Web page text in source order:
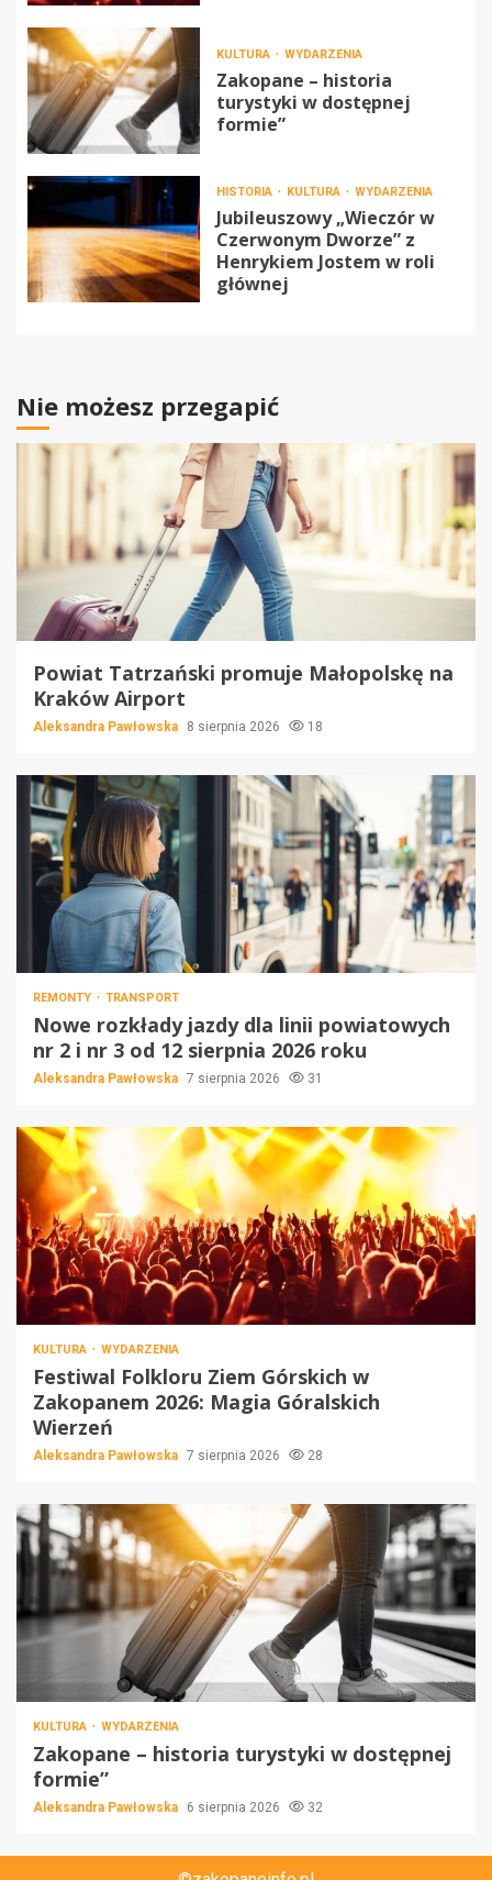
KULTURA WYDARZENIA
Zakopane – historia
turystyki w dostępnej
formie”
HISTORIA KULTURA WYDARZENIA
Jubileuszowy „Wieczór w
Czerwonym Dworze” z
Henrykiem Jostem w roli
głównej
Nie możesz przegapić
Powiat Tatrzański promuje Małopolskę na
Kraków Airport
Aleksandra Pawłowska 8 sierpnia 2026 18
REMONTY TRANSPORT
Nowe rozkłady jazdy dla linii powiatowych
nr 2 i nr 3 od 12 sierpnia 2026 roku
Aleksandra Pawłowska 7 sierpnia 2026 31
KULTURA WYDARZENIA
Festiwal Folkloru Ziem Górskich w
Zakopanem 2026: Magia Góralskich
Wierzeń
Aleksandra Pawłowska 7 sierpnia 2026 28
KULTURA WYDARZENIA
Zakopane – historia turystyki w dostępnej
formie”
Aleksandra Pawłowska 6 sierpnia 2026 32